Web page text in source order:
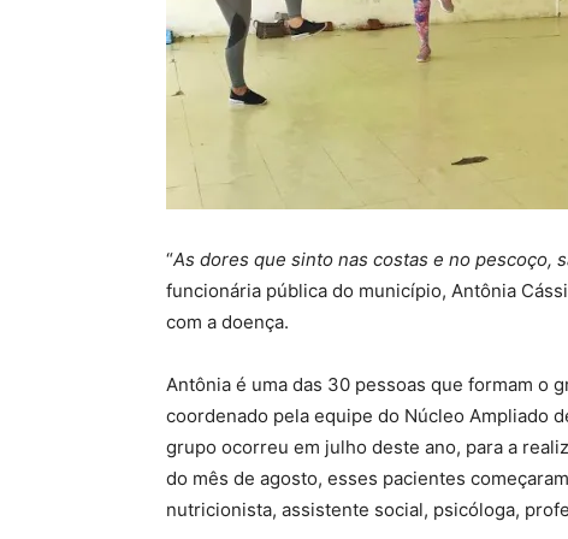
“As dores que sinto nas costas e no pescoço,
funcionária pública do município, Antônia
com a doença.
Antônia é uma das 30 pessoas que formam o
coordenado pela equipe do Núcleo Ampliado
grupo ocorreu em julho deste ano, para a
do mês de agosto, esses pacientes
nutricionista, assistente social, psicóloga,